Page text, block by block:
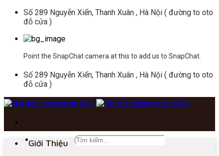
Skip
Số 289 Nguyễn Xiển, Thanh Xuân , Hà Nội ( đường to oto
đỗ cửa )
Point the SnapChat camera at this to add us to SnapChat.
Số 289 Nguyễn Xiển, Thanh Xuân , Hà Nội ( đường to oto
đỗ cửa )
Giới Thiệu